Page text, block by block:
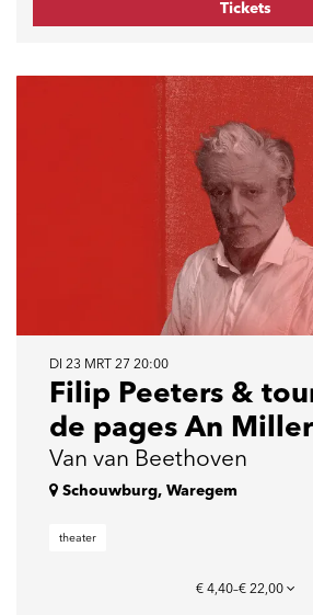
Tickets
Filip Peeters &
de pages An Miller
Van van Beethoven
DI 23 MRT 27 20:00
Schouwburg, Waregem
theater
€ 4,40–€ 22,00